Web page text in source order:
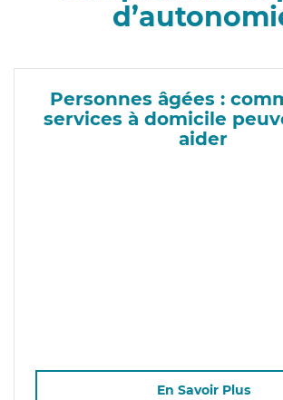
Personnes âgées :
services à domicile
aider
En Savoir Plus